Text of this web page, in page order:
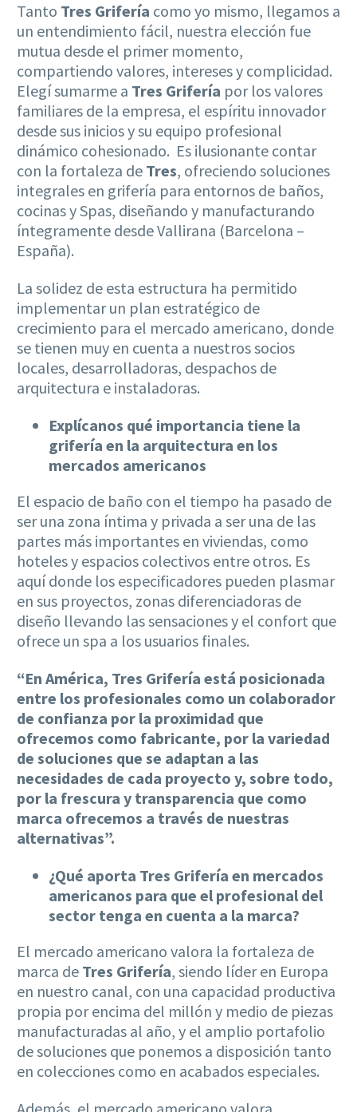
Tanto Tres Grifería como yo mismo, llegamos a
un entendimiento fácil, nuestra elección fue
mutua desde el primer momento,
compartiendo valores, intereses y complicidad.
Elegí sumarme a Tres Grifería por los valores
familiares de la empresa, el espíritu innovador
desde sus inicios y su equipo profesional
dinámico cohesionado. Es ilusionante contar
con la fortaleza de Tres, ofreciendo soluciones
integrales en grifería para entornos de baños,
cocinas y Spas, diseñando y manufacturando
íntegramente desde Vallirana (Barcelona –
España).
La solidez de esta estructura ha permitido
implementar un plan estratégico de
crecimiento para el mercado americano, donde
se tienen muy en cuenta a nuestros socios
locales, desarrolladoras, despachos de
arquitectura e instaladoras.
Explícanos qué importancia tiene la
grifería en la arquitectura en los
mercados americanos
El espacio de baño con el tiempo ha pasado de
ser una zona íntima y privada a ser una de las
partes más importantes en viviendas, como
hoteles y espacios colectivos entre otros. Es
aquí donde los especificadores pueden plasmar
en sus proyectos, zonas diferenciadoras de
diseño llevando las sensaciones y el confort que
ofrece un spa a los usuarios finales.
“En América, Tres Grifería está posicionada
entre los profesionales como un colaborador
de confianza por la proximidad que
ofrecemos como fabricante, por la variedad
de soluciones que se adaptan a las
necesidades de cada proyecto y, sobre todo,
por la frescura y transparencia que como
marca ofrecemos a través de nuestras
alternativas”.
¿Qué aporta Tres Grifería en mercados
americanos para que el profesional del
sector tenga en cuenta a la marca?
El mercado americano valora la fortaleza de
marca de Tres Grifería, siendo líder en Europa
en nuestro canal, con una capacidad productiva
propia por encima del millón y medio de piezas
manufacturadas al año, y el amplio portafolio
de soluciones que ponemos a disposición tanto
en colecciones como en acabados especiales.